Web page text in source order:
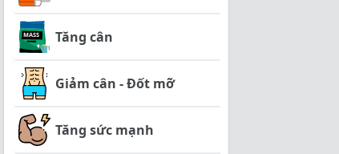
Tăng cân
Giảm cân - Đốt mỡ
Tăng sức mạnh